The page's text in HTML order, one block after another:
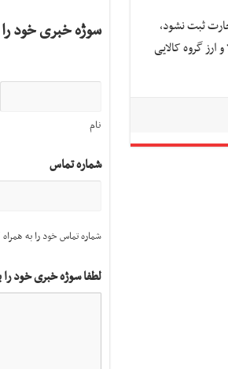
ثبت نشود،
مبارزه با قاچاق کالا و ارز گروه کالایی
سوژه خبری خود را
نام
شماره تماس
شماره تماس خود را به
لطفا سوژه خبری خود را